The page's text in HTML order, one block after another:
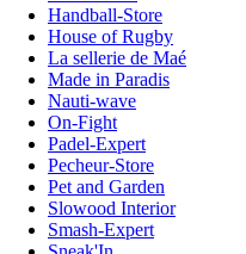
Handball-Store
House of Rugby
La sellerie de Maé
Made in Paradis
Nauti-wave
On-Fight
Padel-Expert
Pecheur-Store
Pet and Garden
Slowood Interior
Smash-Expert